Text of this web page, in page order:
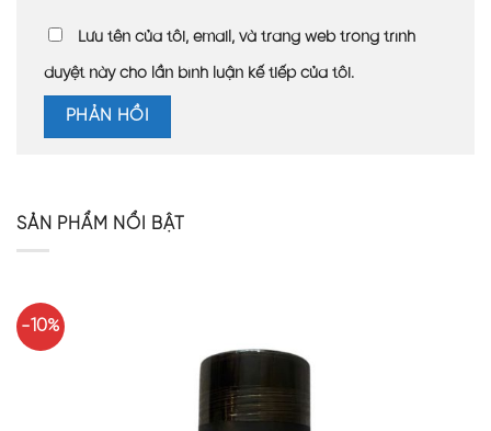
Lưu tên của tôi, email, và trang web trong trình
duyệt này cho lần bình luận kế tiếp của tôi.
SẢN PHẨM NỔI BẬT
-10%